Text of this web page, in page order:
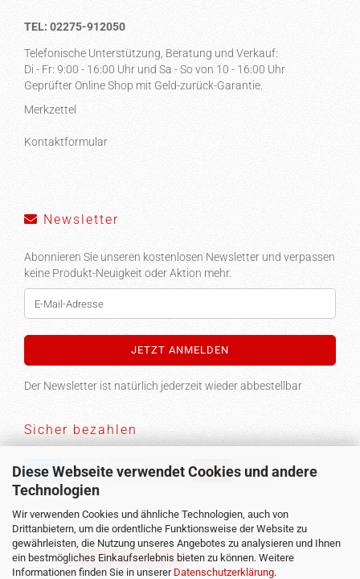
Diese Webseite verwendet Cookies und andere
Technologien
Wir verwenden Cookies und ähnliche Technologien, auch von
Drittanbietern, um die ordentliche Funktionsweise der Website zu
gewährleisten, die Nutzung unseres Angebotes zu analysieren und Ihnen
ein bestmögliches Einkaufserlebnis bieten zu können. Weitere
Informationen finden Sie in unserer Datenschutzerklärung.
TEL: 02275-912050
Telefonische Unterstützung, Beratung und Verkauf:
Di - Fr: 9:00 - 16:00 Uhr und Sa - So von 10 - 16:00 Uhr
Geprüfter Online Shop mit Geld-zurück-Garantie.
Merkzettel
Kontaktformular
Newsletter
Abonnieren Sie unseren kostenlosen Newsletter und verpassen
keine Produkt-Neuigkeit oder Aktion mehr.
Der Newsletter ist natürlich jederzeit wieder abbestellbar
Sicher bezahlen
Versand
Vertrag widerrufen